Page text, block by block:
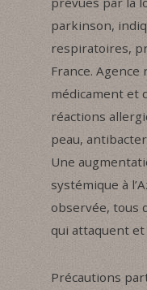
parkinson,
respiratoires,
France.
médicament et
réactions
peau,
Une
systémique à
observée, tous
qui attaquent et
Précautions